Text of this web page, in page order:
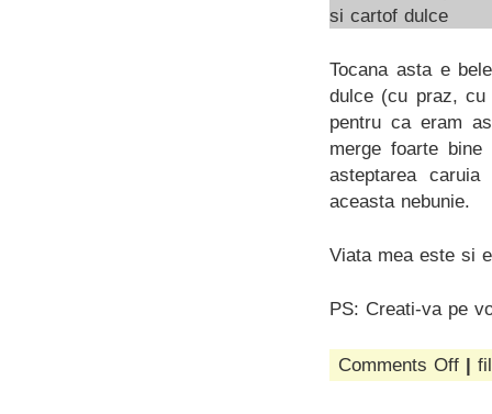
Tocana asta e
dulce (cu praz, cu
pentru ca eram
merge foarte
asteptarea
aceasta nebunie.
Viata mea este si
PS: Creati-va pe
Comments Offon|